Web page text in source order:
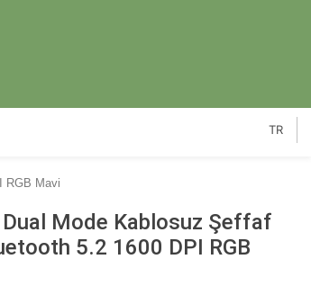
TR
RGB Mavi
Mode Kablosuz Şeffaf
5.2 1600 DPI RGB